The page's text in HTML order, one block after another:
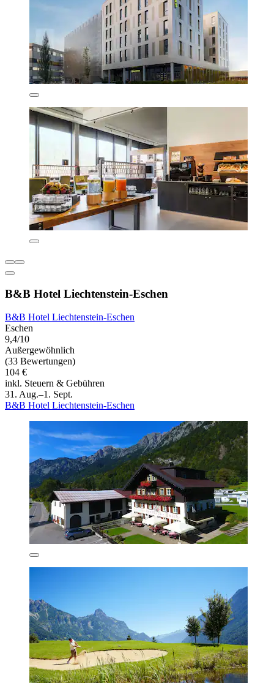
B&B Hotel Liechtenstein-Eschen
B&B Hotel Liechtenstein-Eschen
Eschen
9,4/10
Außergewöhnlich
(33 Bewertungen)
104 €
inkl. Steuern & Gebühren
31. Aug.–1. Sept.
B&B Hotel Liechtenstein-Eschen